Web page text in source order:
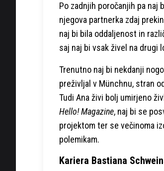
Po zadnjih poročanjih pa naj
njegova partnerka zdaj
naj bi bila oddaljenost in
saj naj bi vsak živel na drugi
Trenutno naj bi nekdanji
preživljal v Münchnu, stran
Tudi Ana živi bolj umirjeno
Hello! Magazine, naj bi se
projektom ter se večinoma
polemikam.
Kariera Bastiana